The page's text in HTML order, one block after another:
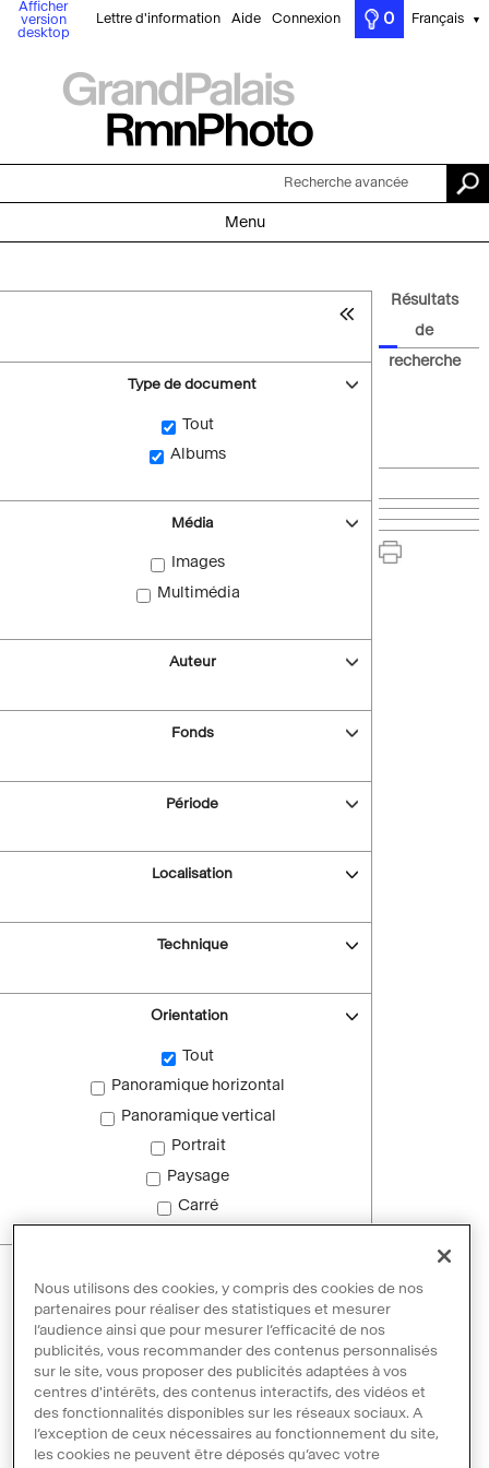
Afficher
version
desktop
Lettre d'information Aide Connexion 0 Français ▼
Recherche avancée
Menu
Type de document
Tout
Albums
Média
Images
Multimédia
Auteur
Fonds
Période
Localisation
Technique
Orientation
Tout
Panoramique horizontal
Panoramique vertical
Portrait
Paysage
Carré
Images sans droit d'auteur
Réinitialiser les filtres
Résultats
de
recherche
Nous utilisons des cookies, y compris des cookies de nos
partenaires pour réaliser des statistiques et mesurer
l’audience ainsi que pour mesurer l’efficacité de nos
publicités, vous recommander des contenus personnalisés
sur le site, vous proposer des publicités adaptées à vos
centres d'intérêts, des contenus interactifs, des vidéos et
des fonctionnalités disponibles sur les réseaux sociaux. A
l’exception de ceux nécessaires au fonctionnement du site,
les cookies ne peuvent être déposés qu’avec votre